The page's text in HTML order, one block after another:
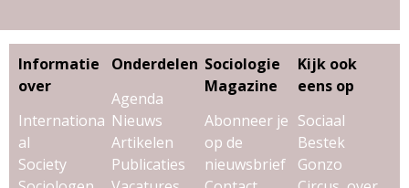
Informatie
over
Internationa
al
Society
Onderdelen
Agenda
Nieuws
Artikelen
Publicaties
Sociologie
Magazine
Abonneer je
op de
nieuwsbrief
Kijk ook
eens op
Sociaal
Bestek
Gonzo